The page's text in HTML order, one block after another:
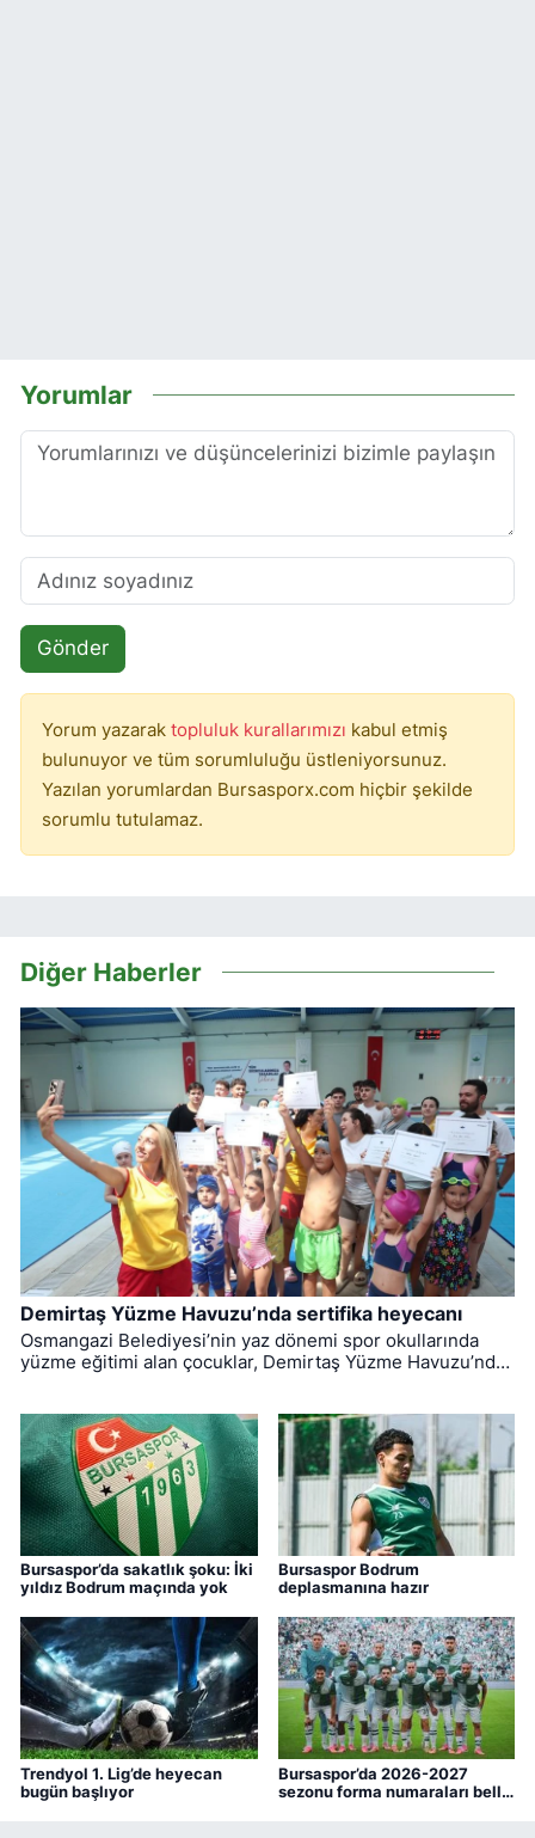
Yorumlar
Gönder
Yorum yazarak topluluk kurallarımızı kabul etmiş
bulunuyor ve tüm sorumluluğu üstleniyorsunuz.
Yazılan yorumlardan Bursasporx.com hiçbir şekilde
sorumlu tutulamaz.
Diğer Haberler
Demirtaş Yüzme Havuzu’nda sertifika heyecanı
Osmangazi Belediyesi’nin yaz dönemi spor okullarında
yüzme eğitimi alan çocuklar, Demirtaş Yüzme Havuzu’nda
Bursaspor’da sakatlık şoku: İki
yıldız Bodrum maçında yok
Bursaspor Bodrum
deplasmanına hazır
Trendyol 1. Lig’de heyecan
bugün başlıyor
Bursaspor’da 2026-2027
sezonu forma numaraları belli